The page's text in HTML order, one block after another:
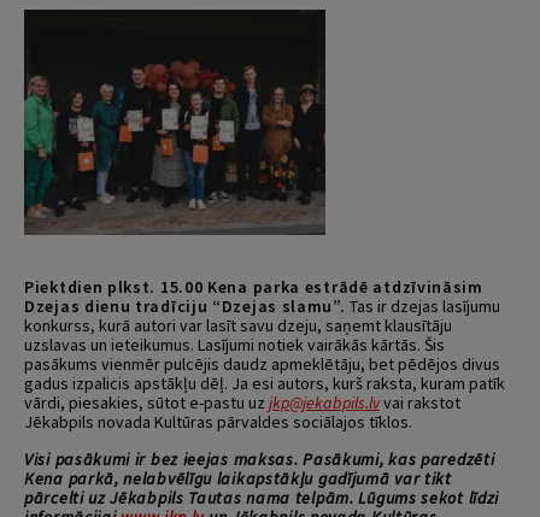
Piektdien plkst. 15.00 Kena parka estrādē atdzīvināsim
Dzejas dienu tradīciju “Dzejas slamu”. Tas ir dzejas lasījumu
konkurss, kurā autori var lasīt savu dzeju, saņemt klausītāju
uzslavas un ieteikumus. Lasījumi notiek vairākās kārtās. Šis
pasākums vienmēr pulcējis daudz apmeklētāju, bet pēdējos divus
gadus izpalicis apstākļu dēļ. Ja esi autors, kurš raksta, kuram patīk
vārdi, piesakies, sūtot e-pastu uz jkp@jekabpils.lvvai rakstot
Jēkabpils novada Kultūras pārvaldes sociālajos tīklos.
Visi pasākumi ir bez ieejas maksas. Pasākumi, kas paredzēti
Kena parkā, nelabvēlīgu laikapstākļu gadījumā var tikt
pārcelti uz Jēkabpils Tautas nama telpām. Lūgums sekot līdzi